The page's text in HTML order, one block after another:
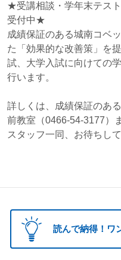
★受講相談・学年末テス
受付中★
成績保証のある城南コベ
た「効果的な改善策」を
試、大学入試に向けての
行います。
詳しくは、成績保証のあ
前教室（0466-54-3177）
スタッフ一同、お待ちして
読んで納得！ワ